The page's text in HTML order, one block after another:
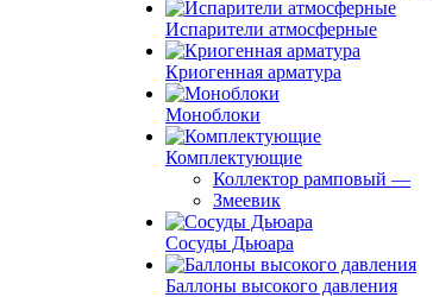
Испарители атмосферные
Криогенная арматура
Моноблоки
Комплектующие
Коллектор рамповый —
Змеевик
Сосуды Дьюара
Баллоны высокого давления